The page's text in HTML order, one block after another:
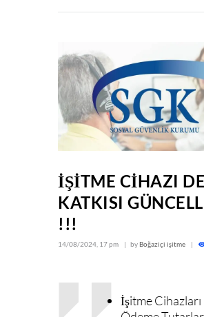
İŞİTME CİHAZI
KATKISI
!!!
14/08/2024, 17 pm by Boğaziçi işitme
İşitme Cihazları